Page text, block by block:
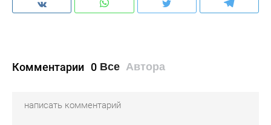
Комментарии 0 Все Автора